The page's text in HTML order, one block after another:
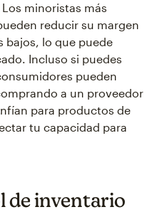
minoristas más
reducir su margen
bajos, lo que puede
Incluso si puedes
pueden
a un proveedor
para productos de
tu capacidad para
de inventario